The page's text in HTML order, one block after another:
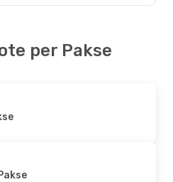
per Pakse